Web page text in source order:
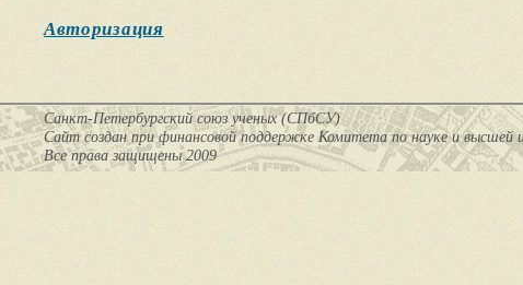
Авторизация
Санкт-Петербургский союз ученых (СПбСУ)
Cайт создан при финансовой поддержке Комитета по науке и
Все права защищены 2009